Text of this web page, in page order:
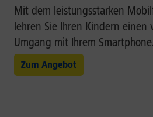
Mit dem leistungsstarken
lehren Sie Ihren Kindern einen
Umgang mit Ihrem Smartphone.
Zum Angebot